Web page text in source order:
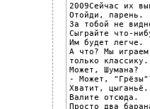
2009Сейчас их
Отойди, парень.
За тобой не
Сыграйте что-
Им будет легче.
А что? Мы играем
только классику.
Может, Шумана?
- Может,
Хватит, цыганьё.
Валите отсюда.
Просто два